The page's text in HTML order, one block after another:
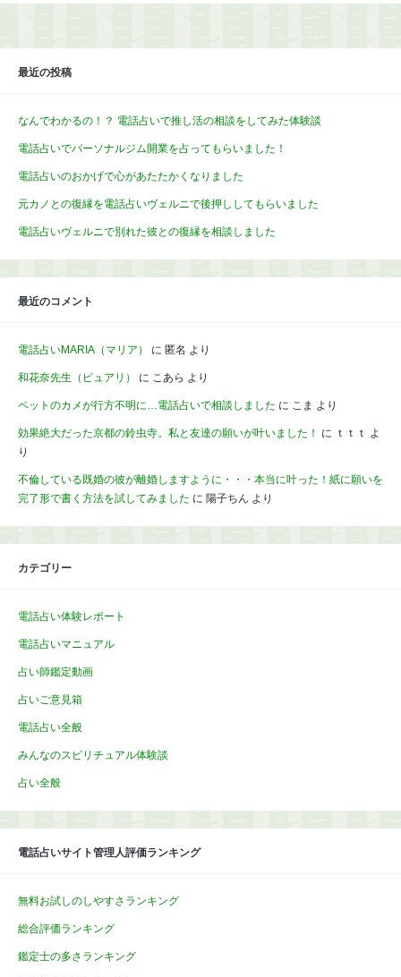
最近の投稿
なんでわかるの！？ 電話占いで推し活の相談をしてみた体験談
電話占いでパーソナルジム開業を占ってもらいました！
電話占いのおかげで心があたたかくなりました
元カノとの復縁を電話占いヴェルニで後押ししてもらいました
電話占いヴェルニで別れた彼との復縁を相談しました
最近のコメント
電話占いMARIA（マリア） に 匿名 より
和花奈先生（ピュアリ） に こあら より
ペットのカメが行方不明に…電話占いで相談しました に こま より
効果絶大だった京都の鈴虫寺。私と友達の願いが叶いました！ に ｔｔｔ よ
り
不倫している既婚の彼が離婚しますように・・・本当に叶った！紙に願いを
完了形で書く方法を試してみました に 陽子ちん より
カテゴリー
電話占い体験レポート
電話占いマニュアル
占い師鑑定動画
占いご意見箱
電話占い全般
みんなのスピリチュアル体験談
占い全般
電話占いサイト管理人評価ランキング
無料お試しのしやすさランキング
総合評価ランキング
鑑定士の多さランキング